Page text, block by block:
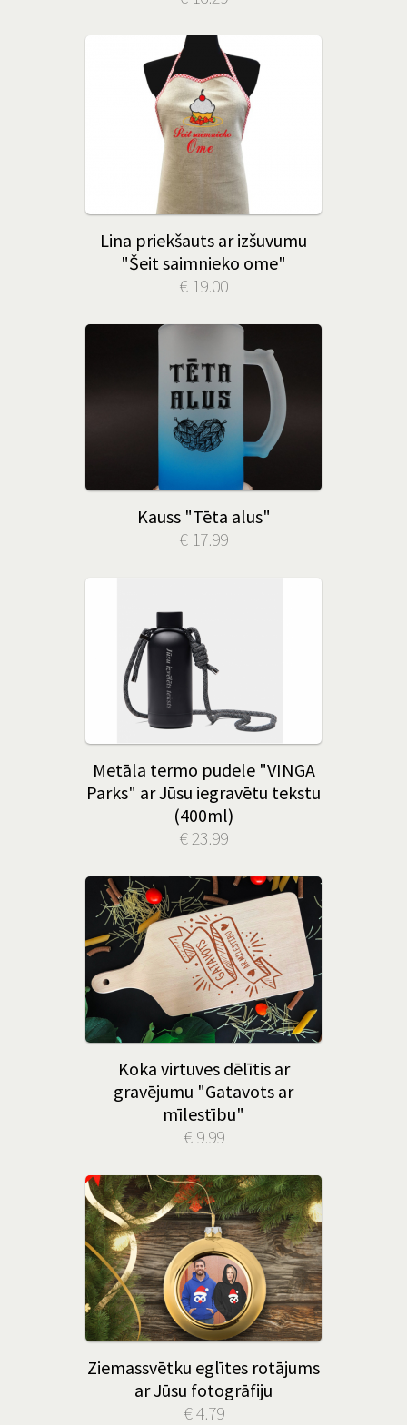
Lina priekšauts ar izšuvumu
"Šeit saimnieko ome"
€ 19.00
Kauss "Tēta alus"
€ 17.99
Metāla termo pudele "VINGA
Parks" ar Jūsu iegravētu tekstu
(400ml)
€ 23.99
Koka virtuves dēlītis ar
gravējumu "Gatavots ar
mīlestību"
€ 9.99
Ziemassvētku eglītes rotājums
ar Jūsu fotogrāfiju
€ 4.79